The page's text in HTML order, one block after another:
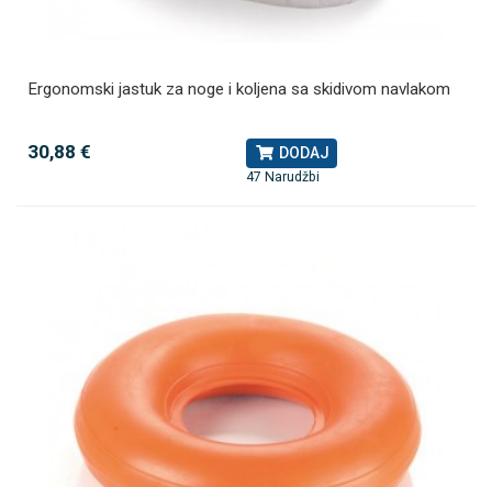
Ergonomski jastuk za noge i koljena sa skidivom navlakom
30,88 € DODAJ
47 Narudžbi